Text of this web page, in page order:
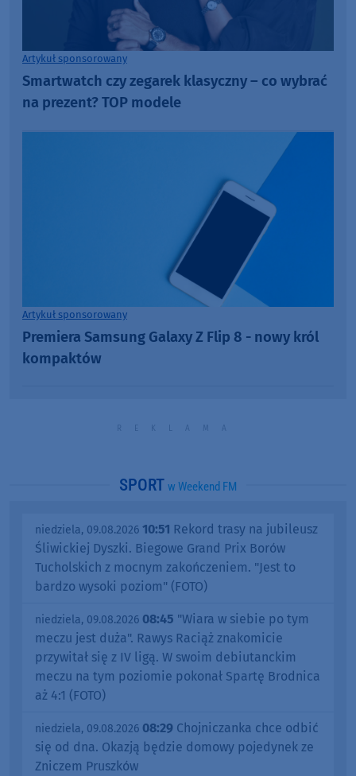
Artykuł sponsorowany
Smartwatch czy zegarek klasyczny – co wybrać
na prezent? TOP modele
Artykuł sponsorowany
Premiera Samsung Galaxy Z Flip 8 - nowy król
kompaktów
SPORT w Weekend FM
niedziela, 09.08.2026 10:51 Rekord trasy na jubileusz
Śliwickiej Dyszki. Biegowe Grand Prix Borów
Tucholskich z mocnym zakończeniem. "Jest to
bardzo wysoki poziom" (FOTO)
niedziela, 09.08.2026 08:45 "Wiara w siebie po tym
meczu jest duża". Rawys Raciąż znakomicie
przywitał się z IV ligą. W swoim debiutanckim
meczu na tym poziomie pokonał Spartę Brodnica
aż 4:1 (FOTO)
niedziela, 09.08.2026 08:29 Chojniczanka chce odbić
się od dna. Okazją będzie domowy pojedynek ze
Zniczem Pruszków